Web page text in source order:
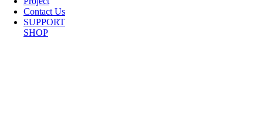
Contact Us
SUPPORT
SHOP